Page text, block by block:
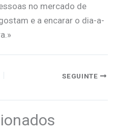
no mercado de
e a encarar o dia-a-
SEGUINTE